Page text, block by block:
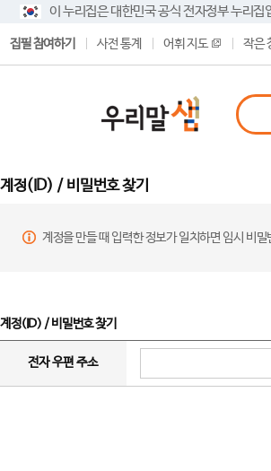
이 누리집은 대한민국 공식 전자정부 누리집
집필 참여하기 사전 통계 어휘 지도 작은
계정(ID) / 비밀번호 찾기
계정을 만들 때 입력한 정보가 일치하면 임시 비
계정(ID) / 비밀번호 찾기
전자 우편 주소